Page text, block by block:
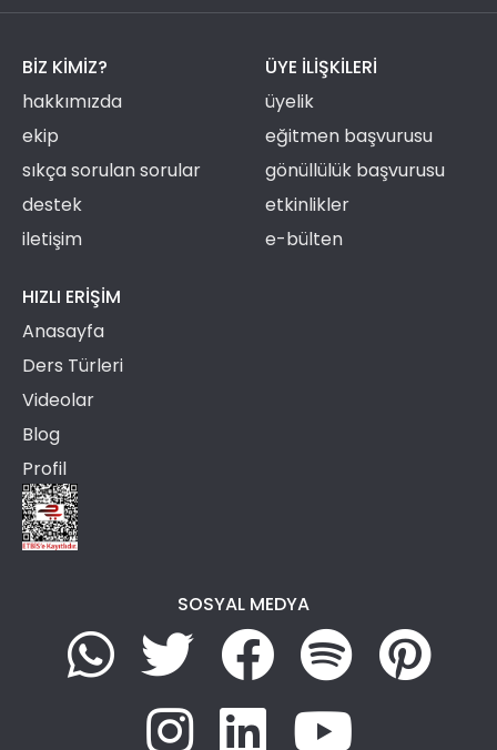
BIZ KIMIZ?
hakkımızda
ekip
sıkça sorulan sorular
destek
iletişim
ÜYE ILIŞKILERI
üyelik
eğitmen başvurusu
gönüllülük başvurusu
etkinlikler
e-bülten
HIZLI ERIŞIM
Anasayfa
Ders Türleri
Videolar
Blog
Profil
SOSYAL MEDYA